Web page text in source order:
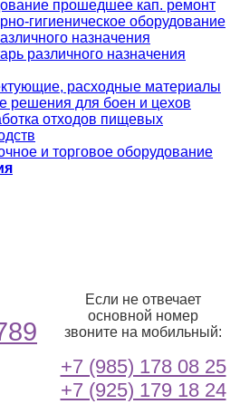
прошедшее кап. ремонт
гигиеническое оборудование
назначения
различного назначения
расходные материалы
решения для боен и цехов
отходов пищевых
и торговое оборудование
Если не отвечает
основной номер
звоните на мобильный:
+7 (985) 178 08 25
+7 (925) 179 18 24